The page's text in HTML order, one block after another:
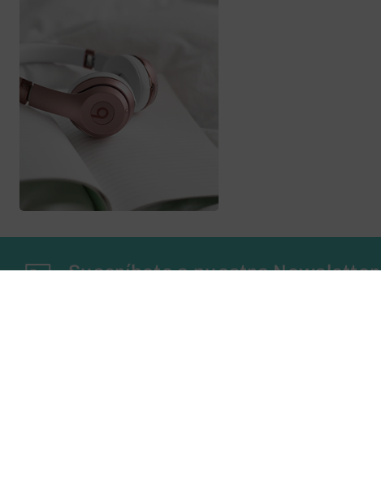
Suscríbete a nuestra Newsletter